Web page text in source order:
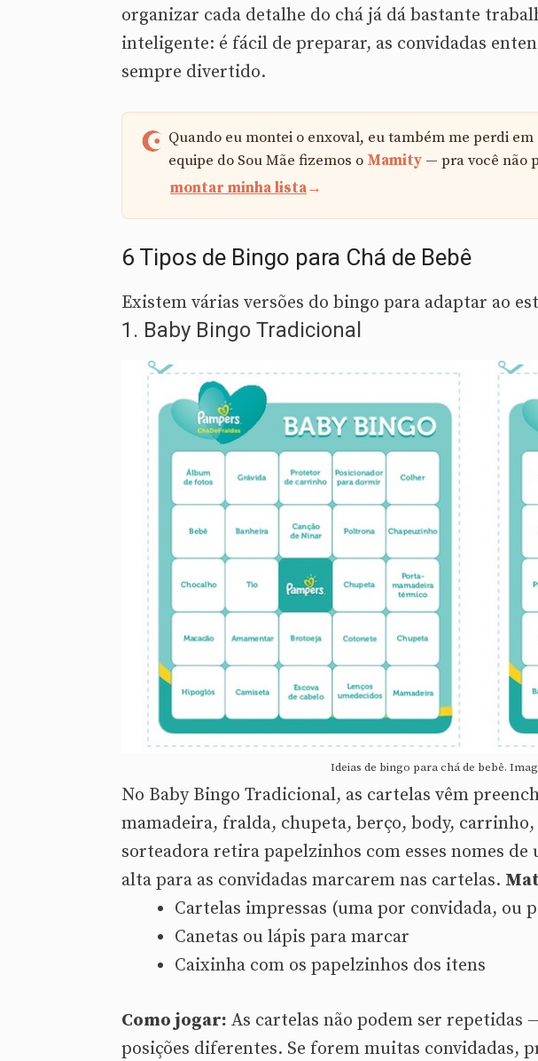
organizar cada detalhe do chá já dá bastante
inteligente: é fácil de preparar, as convidadas
sempre divertido.
Quando eu montei o enxoval, eu também me perdi em
equipe do Sou Mãe fizemos o Mamity — pra você não
montar minha lista→
6 Tipos de Bingo para Chá de Bebê
Existem várias versões do bingo para adaptar ao
1. Baby Bingo Tradicional
Ideias de bingo para chá de bebê.
No Baby Bingo Tradicional, as cartelas vêm
mamadeira, fralda, chupeta, berço, body, carrinho,
sorteadora retira papelzinhos com esses nomes de
alta para as convidadas marcarem nas cartelas.
Cartelas impressas (uma por convidada, ou
Canetas ou lápis para marcar
Caixinha com os papelzinhos dos itens
Como jogar: As cartelas não podem ser repetidas
posições diferentes. Se forem muitas convidadas,